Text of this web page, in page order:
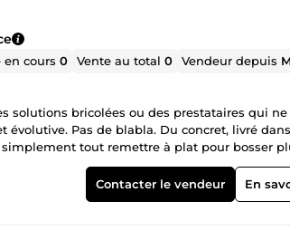
en cours0 Vente au total0 Vendeur depuis
solutions bricolées ou des prestataires qui
évolutive. Pas de blabla. Du concret, livré
simplement tout remettre à plat pour bosser
et bien référencé. ✅ Un système d’emails
activité. ✅ Des automatisations
scalable. ✅ Une vision claire sur vos
Contacter le vendeur En